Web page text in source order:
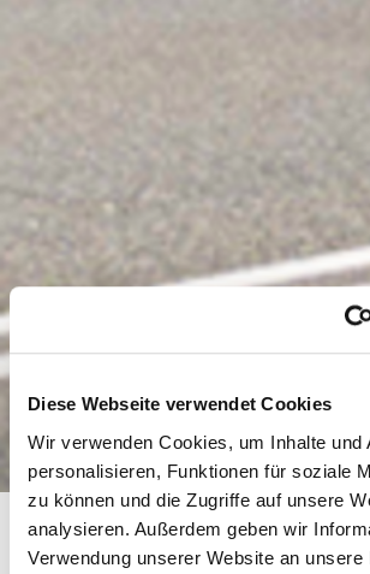
Diese Webseite verwendet Cookies
Wir verwenden Cookies, um Inhalte und
personalisieren, Funktionen für soziale
zu können und die Zugriffe auf unsere
analysieren. Außerdem geben wir
Verwendung unserer Website an unsere
Latest news